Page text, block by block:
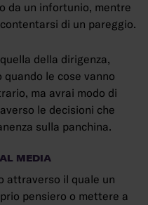
da un infortunio, mentre
di un pareggio.
della dirigenza,
le cose vanno
ma avrai modo di
le decisioni che
sulla panchina.
MEDIA
attraverso il quale un
pensiero o mettere a